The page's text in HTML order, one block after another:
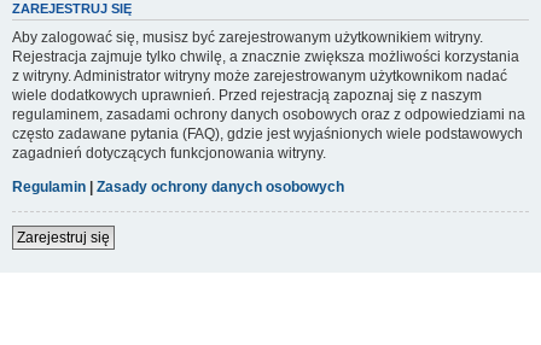
ZAREJESTRUJ SIĘ
Aby zalogować się, musisz być zarejestrowanym użytkownikiem witryny.
Rejestracja zajmuje tylko chwilę, a znacznie zwiększa możliwości korzystania
z witryny. Administrator witryny może zarejestrowanym użytkownikom nadać
wiele dodatkowych uprawnień. Przed rejestracją zapoznaj się z naszym
regulaminem, zasadami ochrony danych osobowych oraz z odpowiedziami na
często zadawane pytania (FAQ), gdzie jest wyjaśnionych wiele podstawowych
zagadnień dotyczących funkcjonowania witryny.
Regulamin | Zasady ochrony danych osobowych
Zarejestruj się